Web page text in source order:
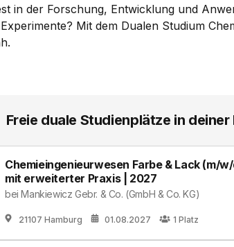
in der Forschung, Entwicklung und
Mit dem Dualen Studium
Freie duale Studienplätze in deiner
Chemieingenieurwesen Farbe & Lack (m/
mit erweiterter Praxis | 2027
beiMankiewicz Gebr. & Co. (GmbH & Co. KG)
21107 Hamburg 01.08.2027 1 Platz